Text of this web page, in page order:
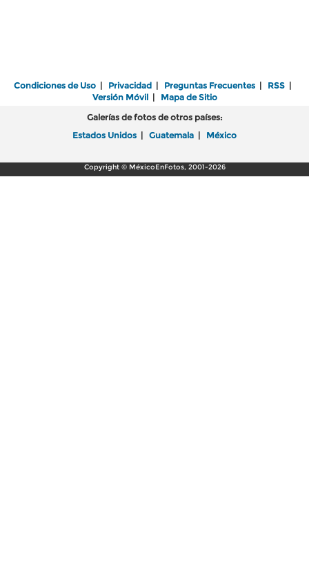
Condiciones de Uso | Privacidad | Preguntas Frecuentes | RSS |
Versión Móvil| Mapa de Sitio
Galerías de fotos de otros países:
Estados Unidos | Guatemala | México
Copyright © MéxicoEnFotos, 2001-2026